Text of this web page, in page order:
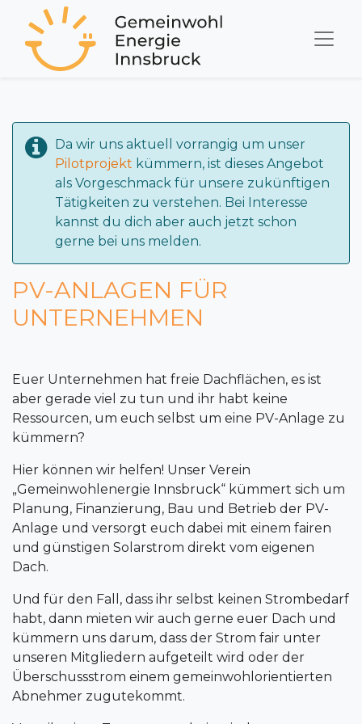
Da wir uns aktuell vorrangig um unser
Pilotprojekt kümmern, ist dieses Angebot
als Vorgeschmack für unsere zukünftigen
Tätigkeiten zu verstehen. Bei Interesse
kannst du dich aber auch jetzt schon
gerne bei uns melden.
PV-ANLAGEN FÜR
UNTERNEHMEN
Euer Unternehmen hat freie Dachflächen, es ist
aber gerade viel zu tun und ihr habt keine
Ressourcen, um euch selbst um eine PV-Anlage zu
kümmern?
Hier können wir helfen! Unser Verein
„Gemeinwohlenergie Innsbruck“ kümmert sich um
Planung, Finanzierung, Bau und Betrieb der PV-
Anlage und versorgt euch dabei mit einem fairen
und günstigen Solarstrom direkt vom eigenen
Dach.
Und für den Fall, dass ihr selbst keinen Strombedarf
habt, dann mieten wir auch gerne euer Dach und
kümmern uns darum, dass der Strom fair unter
unseren Mitgliedern aufgeteilt wird oder der
Überschussstrom einem gemeinwohlorientierten
Abnehmer zugutekommt.